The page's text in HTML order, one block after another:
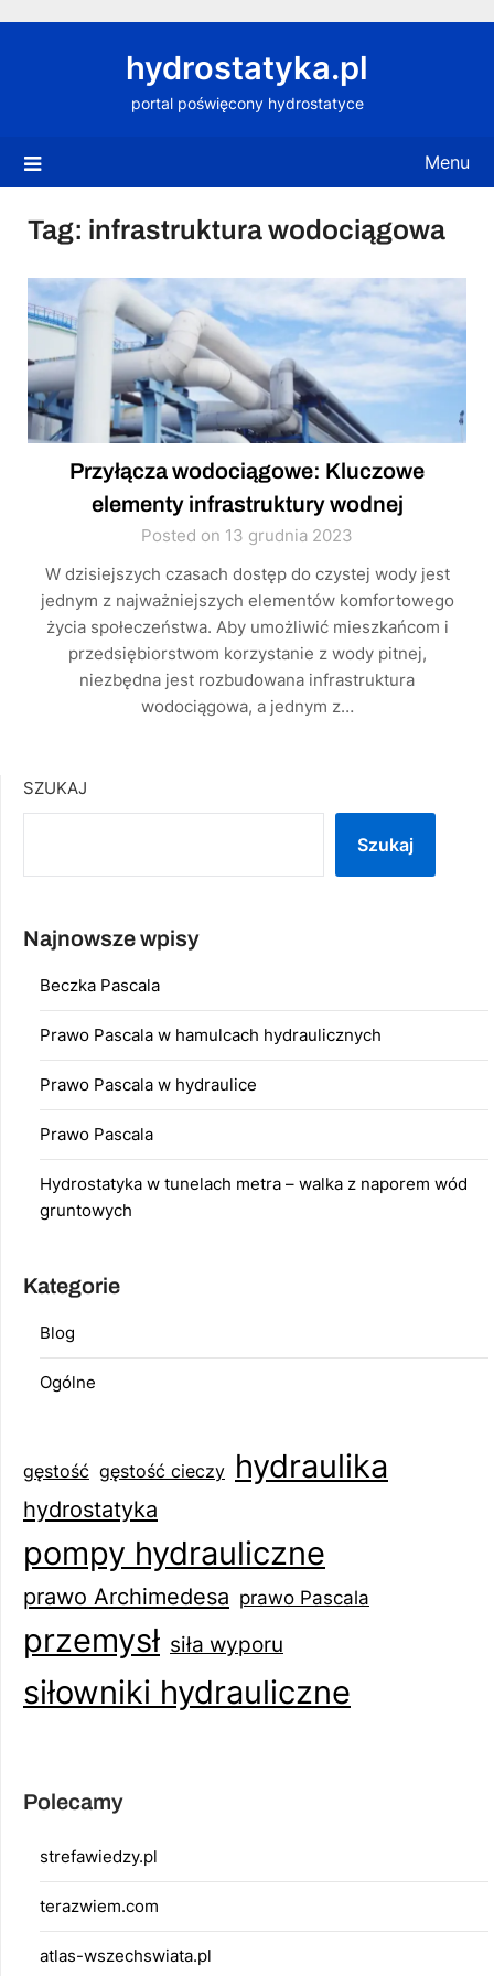
hydrostatyka.pl
portal poświęcony hydrostatyce
Menu
Tag: infrastruktura wodociągowa
Przyłącza wodociągowe: Kluczowe
elementy infrastruktury wodnej
Posted on 13 grudnia 2023
W dzisiejszych czasach dostęp do czystej wody jest
jednym z najważniejszych elementów komfortowego
życia społeczeństwa. Aby umożliwić mieszkańcom i
przedsiębiorstwom korzystanie z wody pitnej,
niezbędna jest rozbudowana infrastruktura
wodociągowa, a jednym z…
SZUKAJ
Szukaj
Najnowsze wpisy
Beczka Pascala
Prawo Pascala w hamulcach hydraulicznych
Prawo Pascala w hydraulice
Prawo Pascala
Hydrostatyka w tunelach metra – walka z naporem wód
gruntowych
Kategorie
Blog
Ogólne
gęstość gęstość cieczy hydraulika
hydrostatyka
pompy hydrauliczne
prawo Archimedesa prawo Pascala
przemysł siła wyporu
siłowniki hydrauliczne
Polecamy
strefawiedzy.pl
terazwiem.com
atlas-wszechswiata.pl